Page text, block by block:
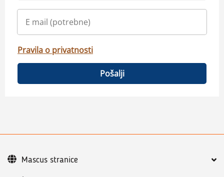
Pravila o privatnosti
Pošalji
Mascus stranice